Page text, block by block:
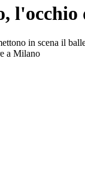
l'occhio
in scena il
a Milano